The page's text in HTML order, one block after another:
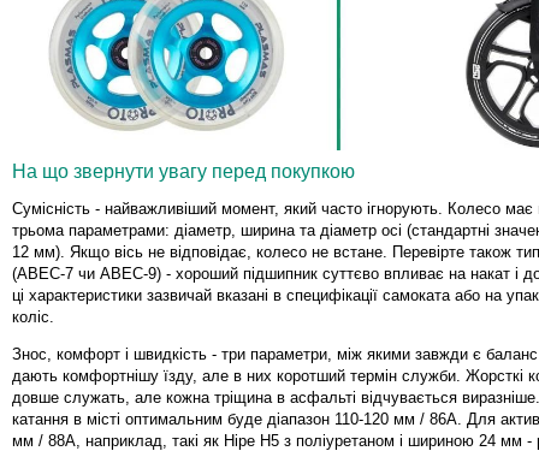
На що звернути увагу перед покупкою
Сумісність - найважливіший момент, який часто ігнорують. Колесо має
трьома параметрами: діаметр, ширина та діаметр осі (стандартні
12 мм). Якщо вісь не відповідає, колесо не встане. Перевірте також
(ABEC-7 чи ABEC-9) - хороший підшипник суттєво впливає на накат і
ці характеристики зазвичай вказані в специфікації самоката або на
коліс.
Знос, комфорт і швидкість - три параметри, між якими завжди є
дають комфортнішу їзду, але в них коротший термін служби. Жорсткі
довше служать, але кожна тріщина в асфальті відчувається
катання в місті оптимальним буде діапазон 110-120 мм / 86A. Для
мм / 88A, наприклад, такі як Hipe H5 з поліуретаном і шириною 24 мм -